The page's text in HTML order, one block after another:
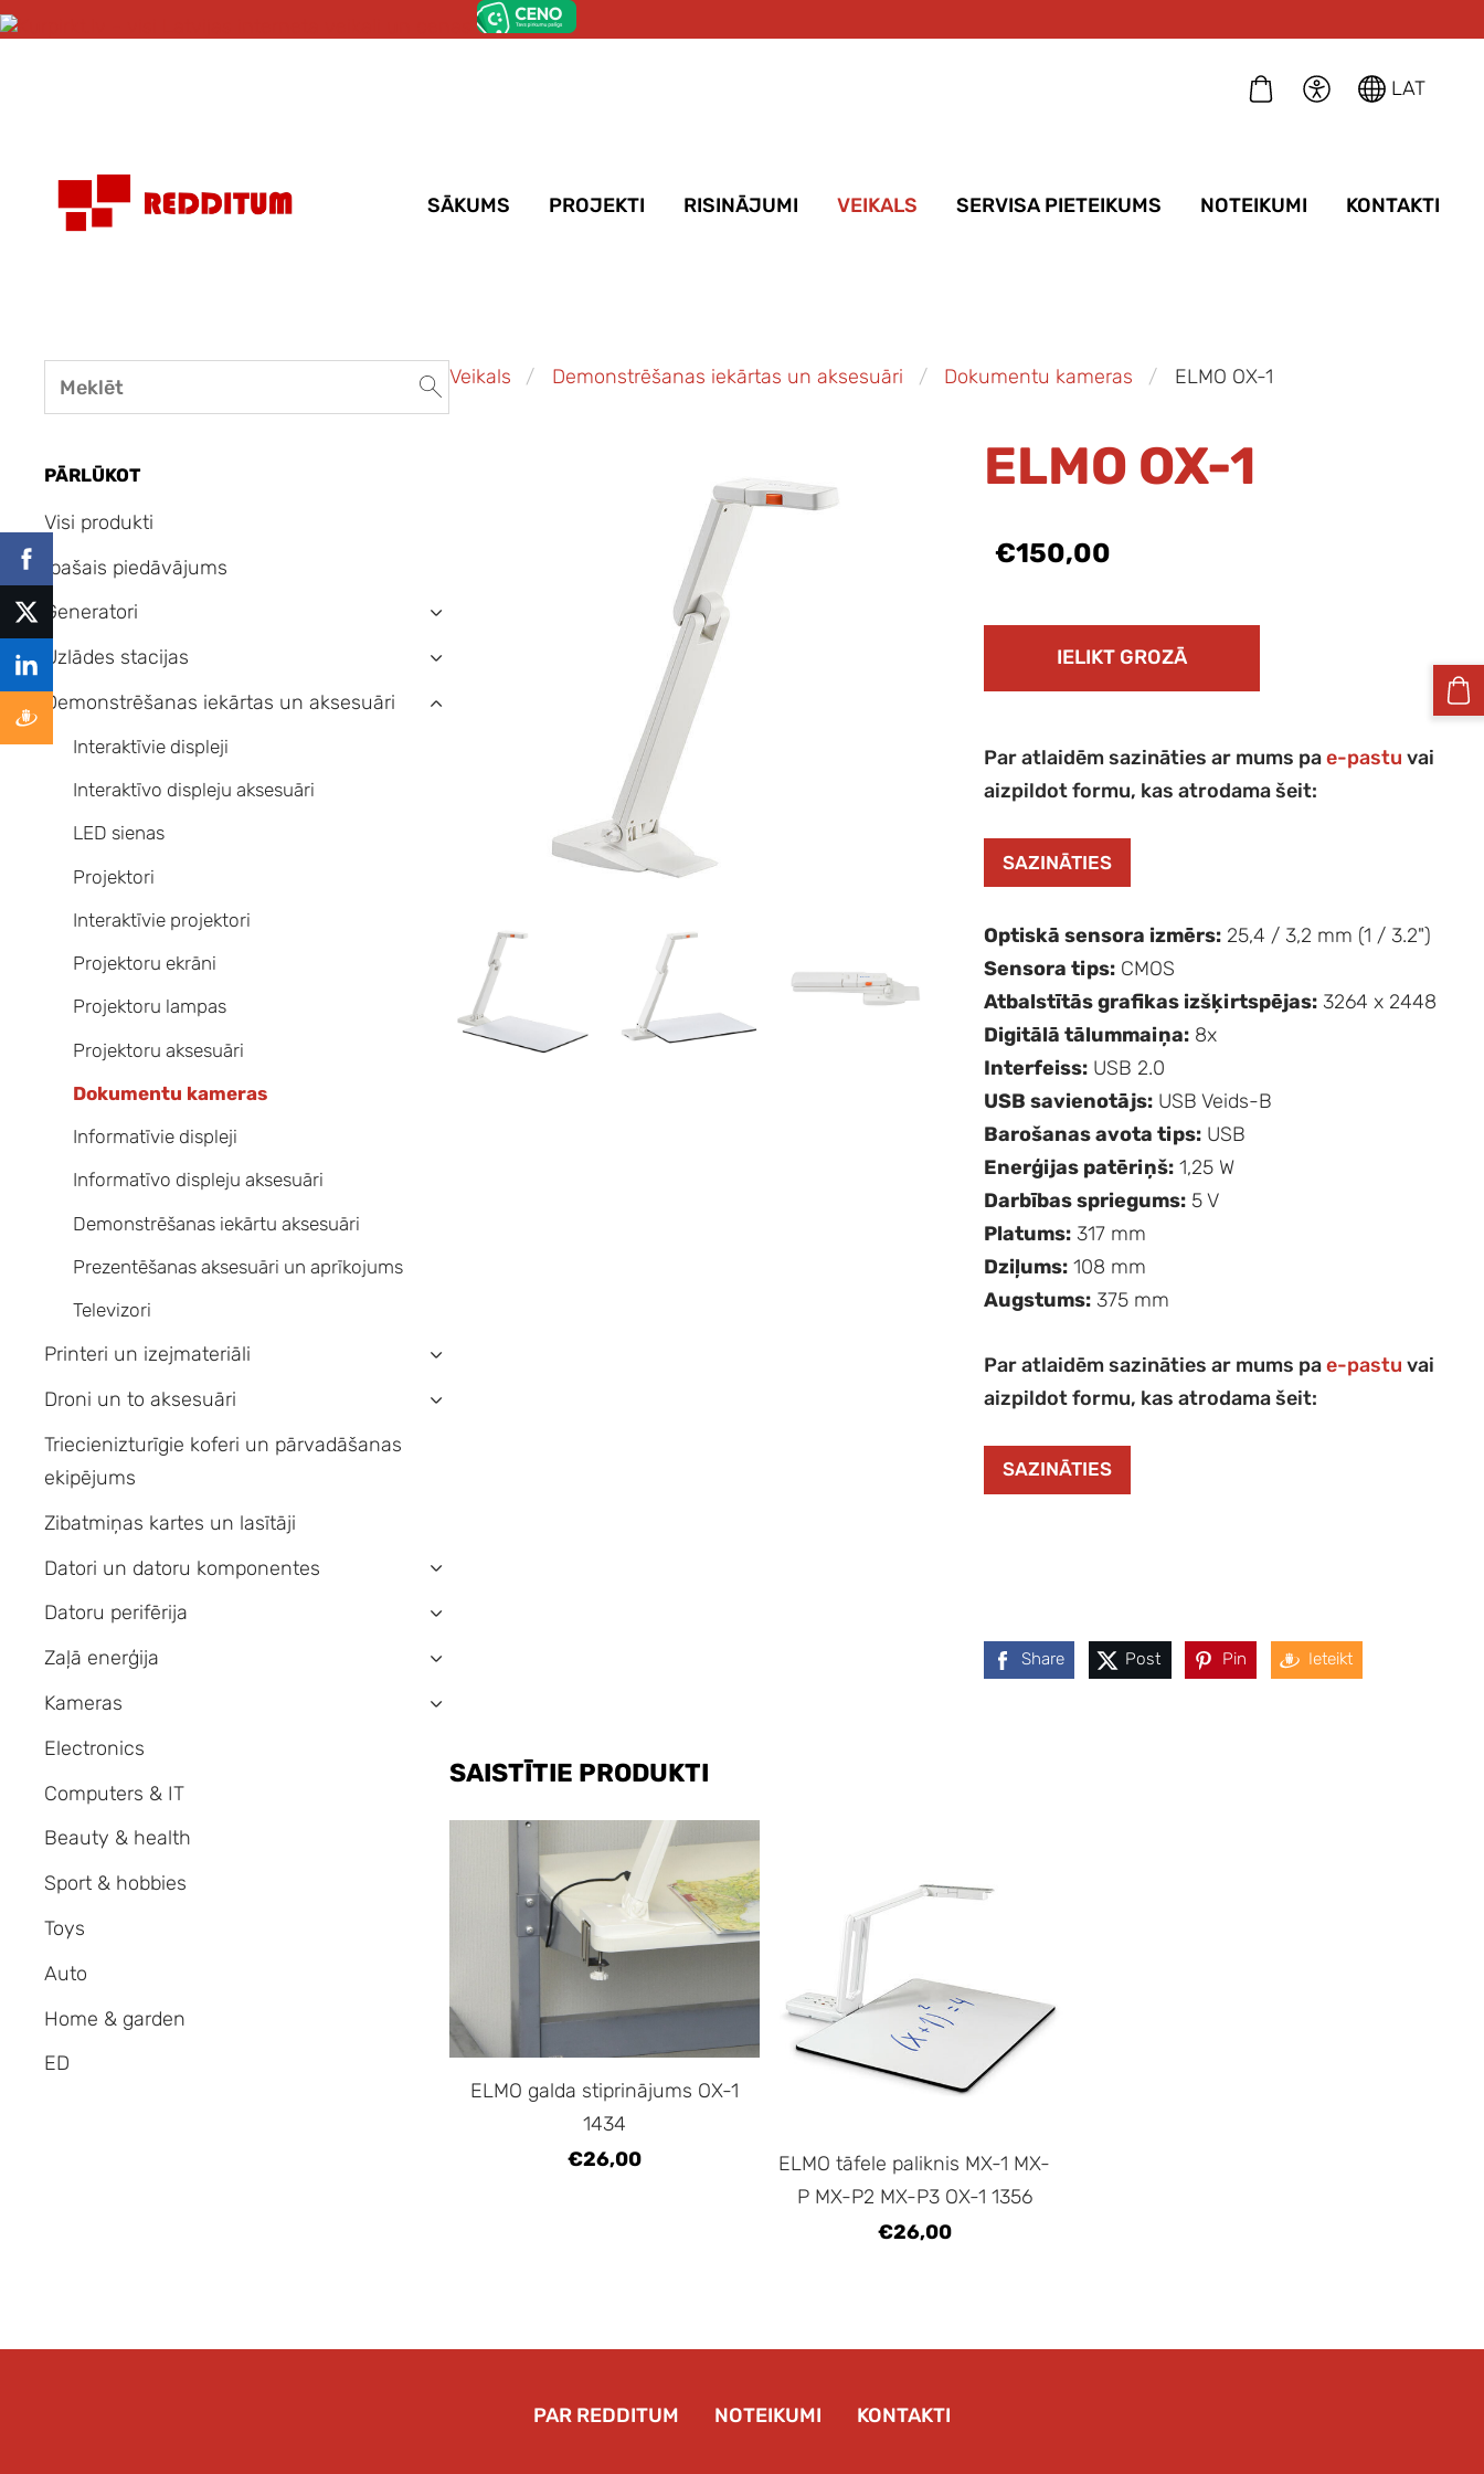
SĀKUMS PROJEKTI RISINĀJUMI VEIKALS SERVISA PIETEIKUMS NOTEIKUMI KONTAKTI
LAT
PĀRLŪKOT
Visi produkti
Īpašais piedāvājums
Ģeneratori
›
Uzlādes stacijas ›
Demonstrēšanas iekārtas un aksesuāri
Interaktīvie displeji
Interaktīvo displeju aksesuāri
LED sienas
Projektori
Interaktīvie projektori
Projektoru ekrāni
Projektoru lampas
Projektoru aksesuāri
Dokumentu kameras
Informatīvie displeji
Informatīvo displeju aksesuāri
Demonstrēšanas iekārtu aksesuāri
Prezentēšanas aksesuāri un aprīkojums
Televizori
›
Printeri un izejmateriāli ›
Droni un to aksesuāri ›
Triecienizturīgie koferi un pārvadāšanas
ekipējums
Zibatmiņas kartes un lasītāji
Datori un datoru komponentes
›
Datoru perifērija ›
Zaļā enerģija ›
Kameras ›
Electronics
Computers & IT
Beauty & health
Sport & hobbies
Toys
Auto
Home & garden
ED
Veikals Demonstrēšanas iekārtas un aksesuāri Dokumentu kameras ELMO OX-1
ELMO OX-1
€150,00
IELIKT GROZĀ
Par atlaidēm sazināties ar mums pae-pastu vai
aizpildot formu, kas atrodama šeit:
SAZINĀTIES
Optiskā sensora izmērs: 25,4 / 3,2 mm (1 / 3.2")
Sensora tips: CMOS
Atbalstītās grafikas izšķirtspējas: 3264 x 2448
Digitālā tālummaiņa: 8x
Interfeiss: USB 2.0
USB savienotājs: USB Veids-B
Barošanas avota tips: USB
Enerģijas patēriņš: 1,25 W
Darbības spriegums: 5 V
Platums: 317 mm
Dziļums: 108 mm
Augstums: 375 mm
Par atlaidēm sazināties ar mums pae-pastu vai
aizpildot formu, kas atrodama šeit:
SAZINĀTIES
Share Post Pin Ieteikt
SAISTĪTIE PRODUKTI
ELMO galda stiprinājums OX-1
1434
€26,00
ELMO tāfele paliknis MX-1 MX-
P MX-P2 MX-P3 OX-1 1356
€26,00
PAR REDDITUM NOTEIKUMI KONTAKTI